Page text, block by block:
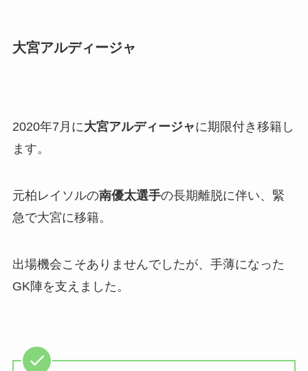
大宮アルディージャ
2020年7月に大宮アルディージャに期限付き移籍し
ます。
元柏レイソルの南優太選手の長期離脱に伴い、緊
急で大宮に移籍。
出場機会こそありませんでしたが、手薄になった
GK陣を支えました。